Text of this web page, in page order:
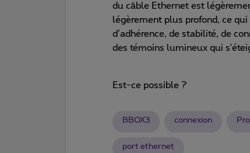
du câble Ethernet est
légèrement plus profond, ce
d’adhérence, de stabilité, de
des témoins lumineux qui
Est-ce possible ?
BBOX3 connexion
port ethernet